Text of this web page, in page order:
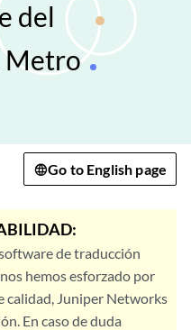
del
Metro
Go to English page
de traducción
hemos esforzado por
calidad, Juniper Networks
En caso de duda